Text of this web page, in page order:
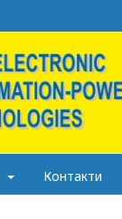
Контакти